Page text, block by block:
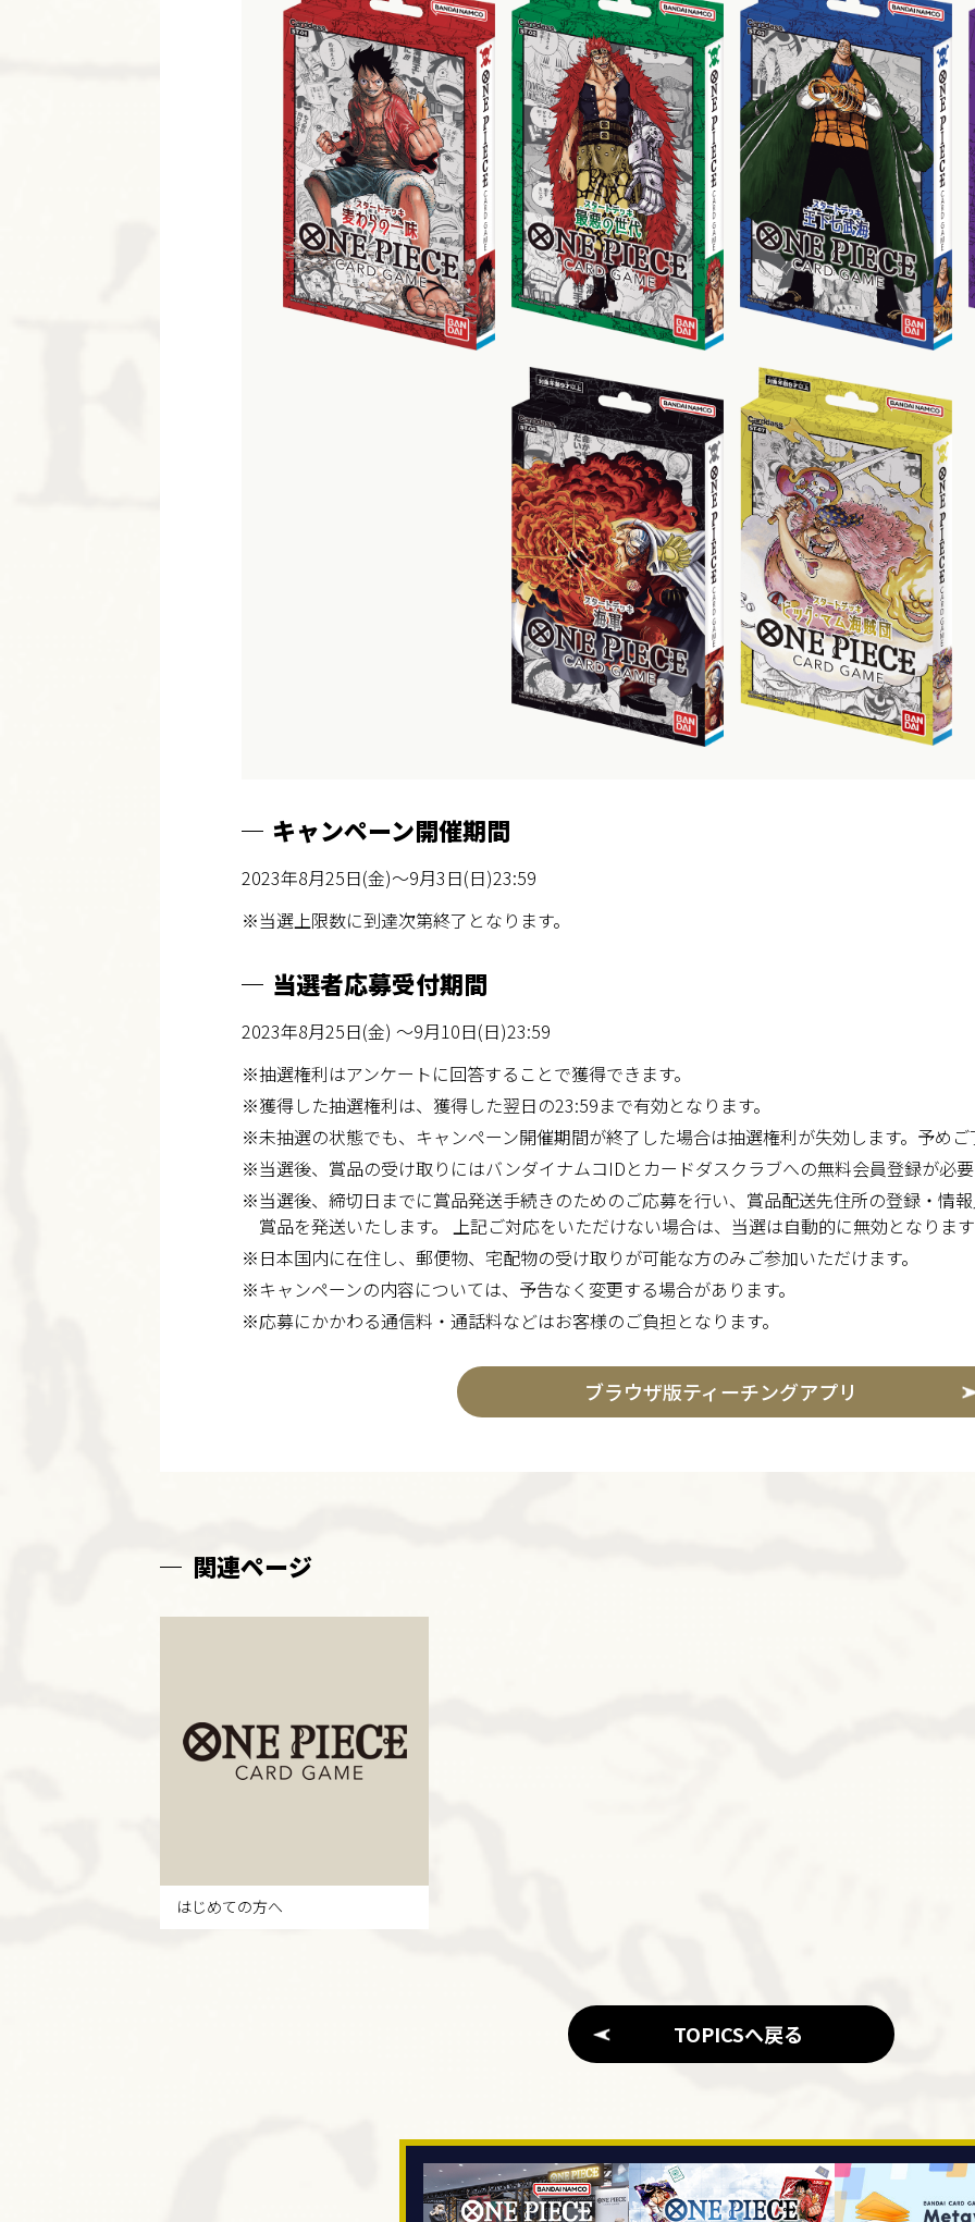
キャンペーン開催期間
2023年8月25日(金)～9月3日(日)23:59
※当選上限数に到達次第終了となります。
当選者応募受付期間
2023年8月25日(金) ～9月10日(日)23:59
※抽選権利はアンケートに回答することで獲得できます。
※獲得した抽選権利は、獲得した翌日の23:59まで有効となります。
※未抽選の状態でも、キャンペーン開催期間が終了した場合は抽選権利が失効します。予め
※当選後、賞品の受け取りにはバンダイナムコIDとカードダスクラブへの無料会員登録が必
※当選後、締切日までに賞品発送手続きのためのご応募を行い、賞品配送先住所の登録・情
賞品を発送いたします。 上記ご対応をいただけない場合は、当選は自動的に無効となりま
※日本国内に在住し、郵便物、宅配物の受け取りが可能な方のみご参加いただけます。
※キャンペーンの内容については、予告なく変更する場合があります。
※応募にかかわる通信料・通話料などはお客様のご負担となります。
ブラウザ版ティーチングアプリ
関連ページ
はじめての方へ
TOPICSへ戻る